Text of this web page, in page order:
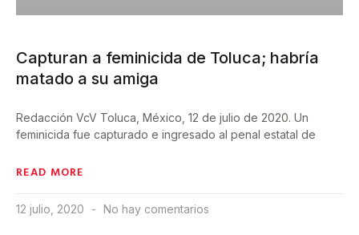
Capturan a feminicida de Toluca; habría
matado a su amiga
Redacción VcV Toluca, México, 12 de julio de 2020. Un
feminicida fue capturado e ingresado al penal estatal de
READ MORE
12 julio, 2020 No hay comentarios